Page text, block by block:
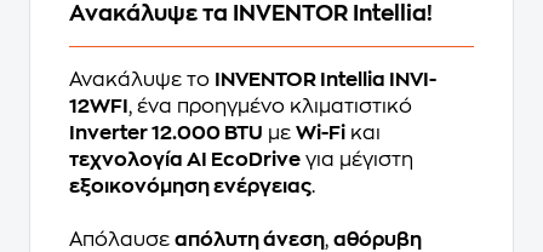
Ανακάλυψε τα INVENTOR Intellia!
Ανακάλυψε το
INVENTOR Intellia INVI-
12WFI , ένα προηγμένο κλιματιστικό
Inverter 12.000 BTU με Wi-Fi και
τεχνολογία AI EcoDrive για μέγιστη
εξοικονόμηση ενέργειας.
Απόλαυσε απόλυτη άνεση, αθόρυβη